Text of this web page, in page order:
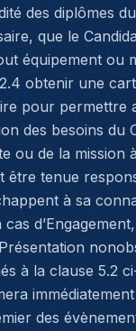
des diplômes
que le
équipement ou
obtenir une
pour permettre
des besoins du
ou de la mission
être tenue
à sa
à la clause 5.2
immédiatement
des